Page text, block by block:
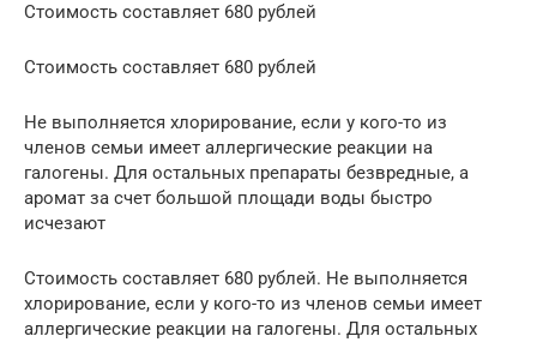
Стоимость составляет 680 рублей
Стоимость составляет 680 рублей
Не выполняется хлорирование, если у кого-то из
членов семьи имеет аллергические реакции на
галогены. Для остальных препараты безвредные, а
аромат за счет большой площади воды быстро
исчезают
Стоимость составляет 680 рублей. Не выполняется
хлорирование, если у кого-то из членов семьи имеет
аллергические реакции на галогены. Для остальных